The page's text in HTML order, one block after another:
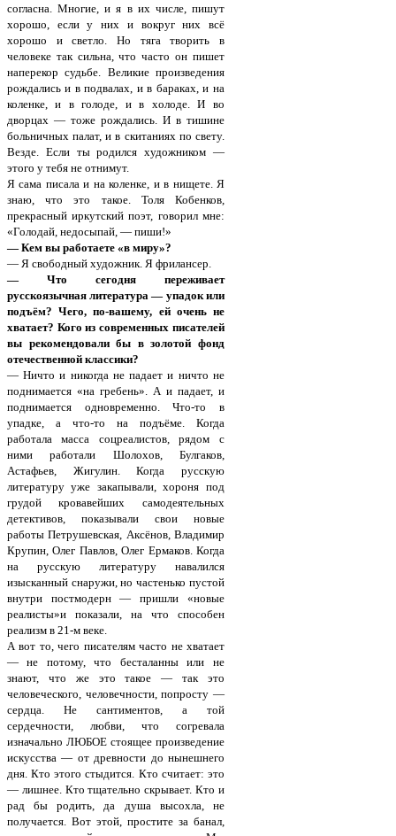
согласна. Многие, и я в их числе, пишут
хорошо, если у них и вокруг них всё
хорошо и светло. Но тяга творить в
человеке так сильна, что часто он пишет
наперекор судьбе. Великие произведения
рождались и в подвалах, и в бараках, и на
коленке, и в голоде, и в холоде. И во
дворцах — тоже рождались. И в тишине
больничных палат, и в скитаниях по свету.
Везде. Если ты родился художником —
этого у тебя не отнимут.
Я сама писала и на коленке, и в нищете. Я
знаю, что это такое. Толя Кобенков,
прекрасный иркутский поэт, говорил мне:
«Голодай, недосыпай, — пиши!»
— Кем вы работаете «в миру»?
— Я свободный художник. Я фрилансер.
— Что сегодня переживает
русскоязычная литература — упадок или
подъём? Чего, по-вашему, ей очень не
хватает? Кого из современных писателей
вы рекомендовали бы в золотой фонд
отечественной классики?
— Ничто и никогда не падает и ничто не
поднимается «на гребень». А и падает, и
поднимается одновременно. Что-то в
упадке, а что-то на подъёме. Когда
работала масса соцреалистов, рядом с
ними работали Шолохов, Булгаков,
Астафьев, Жигулин. Когда русскую
литературу уже закапывали, хороня под
грудой кровавейших самодеятельных
детективов, показывали свои новые
работы Петрушевская, Аксёнов, Владимир
Крупин, Олег Павлов, Олег Ермаков. Когда
на русскую литературу навалился
изысканный снаружи, но частенько пустой
внутри постмодерн — пришли «новые
реалисты»и показали, на что способен
реализм в 21-м веке.
А вот то, чего писателям часто не хватает
— не потому, что бесталанны или не
знают, что же это такое — так это
человеческого, человечности, попросту —
сердца. Не сантиментов, а той
сердечности, любви, что согревала
изначально ЛЮБОЕ стоящее произведение
искусства — от древности до нынешнего
дня. Кто этого стыдится. Кто считает: это
— лишнее. Кто тщательно скрывает. Кто и
рад бы родить, да душа высохла, не
получается. Вот этой, простите за банал,